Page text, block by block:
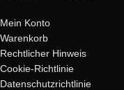
Mein Konto
Warenkorb
Rechtlicher Hinweis
Cookie-Richtlinie
Datenschutzrichtlinie